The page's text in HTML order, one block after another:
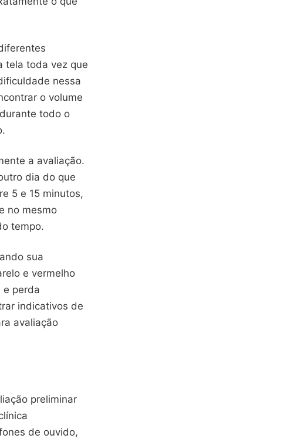
tela toda vez que
nessa
o volume
todo o
a avaliação.
dia do que
5 e 15 minutos,
no mesmo
tempo.
sua
e vermelho
e perda
indicativos de
avaliação
preliminar
de ouvido,